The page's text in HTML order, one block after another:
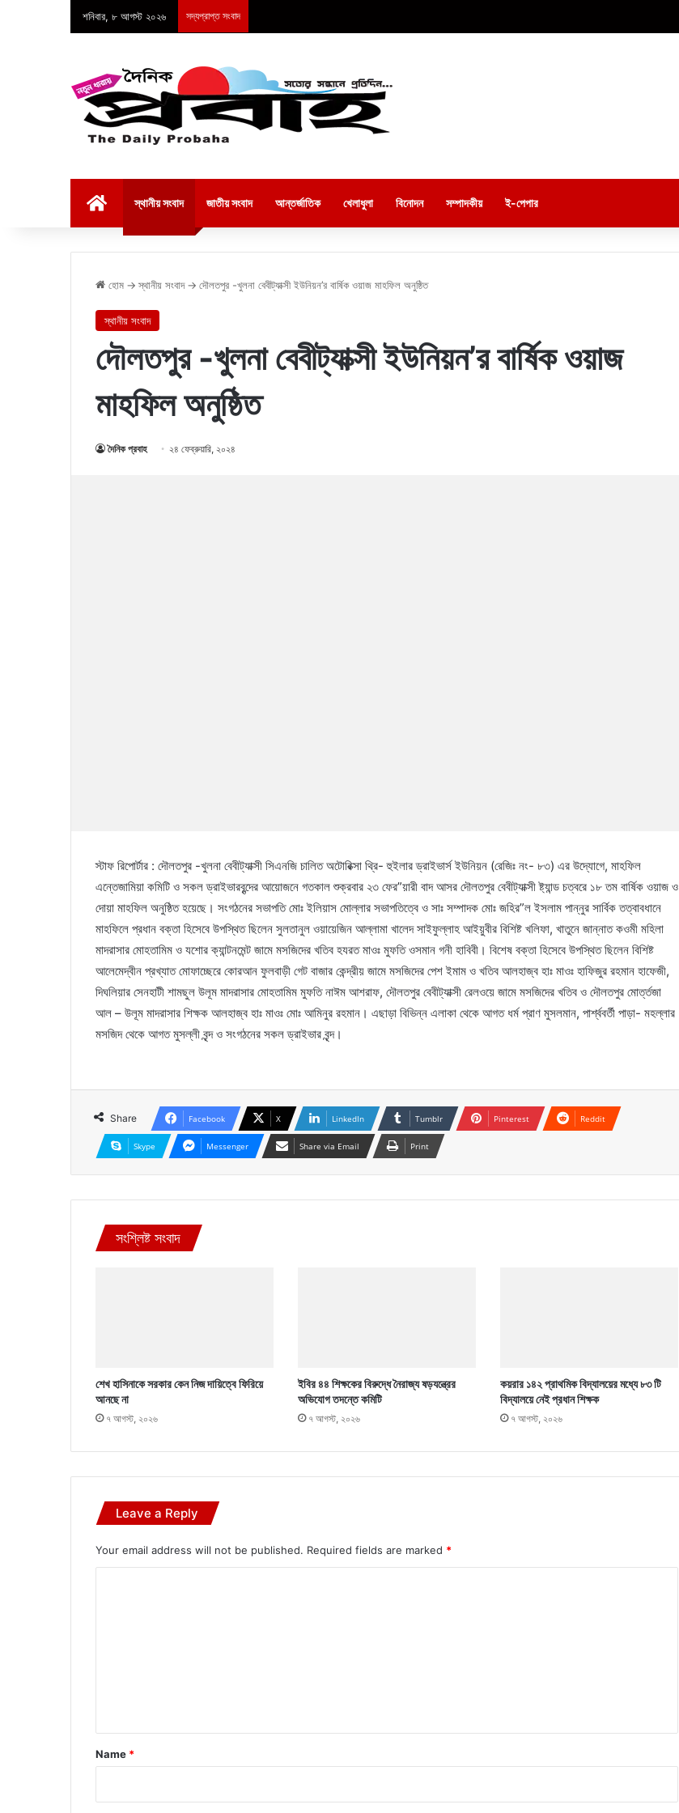
শনিবার, ৮ আগস্ট ২০২৬ সদ্যপ্রাপ্ত সংবাদ
স্থানীয় সংবাদ জাতীয় সংবাদ আন্তর্জাতিক খেলাধুলা বিনোদন সম্পাদকীয় ই-পেপার
হোম → স্থানীয় সংবাদ → দৌলতপুর -খুলনা বেবীট্যাক্সী ইউনিয়ন’র বার্ষিক ওয়াজ মাহফিল অনুষ্ঠিত
স্থানীয় সংবাদ
দৌলতপুর -খুলনা বেবীট্যাক্সী ইউনিয়ন’র বার্ষিক ওয়াজ
মাহফিল অনুষ্ঠিত
দৈনিক প্রবাহ ২৪ ফেব্রুয়ারি, ২০২৪
স্টাফ রিপোর্টার : দৌলতপুর -খুলনা বেবীট্যাক্সী সিএনজি চালিত অটোরিক্সা থ্রি- হুইলার ড্রাইভার্স ইউনিয়ন (রেজিঃ নং- ৮৩) এর উদ্যোগে, মাহফিল
এন্তেজামিয়া কমিটি ও সকল ড্রাইভারবৃন্দের আয়োজনে গতকাল শুক্রবার ২৩ ফের”য়ারী বাদ আসর দৌলতপুর বেবীট্যাক্সী ষ্ট্যান্ড চত্বরে ১৮ তম বার্ষিক ওয়াজ ও
দোয়া মাহফিল অনুষ্ঠিত হয়েছে। সংগঠনের সভাপতি মোঃ ইলিয়াস মোল্লার সভাপতিত্বে ও সাঃ সম্পাদক মোঃ জহির”ল ইসলাম পান্নুর সার্বিক তত্বাবধানে
মাহফিলে প্রধান বক্তা হিসেবে উপস্থিত ছিলেন সুলতানুল ওয়ায়েজিন আল্লামা খালেদ সাইফুল্লাহ আইয়ুবীর বিশিষ্ট খলিফা, খাতুনে জান্নাত কওমী মহিলা
মাদরাসার মোহতামিম ও যশোর ক্যান্টনমেন্ট জামে মসজিদের খতিব হযরত মাওঃ মুফতি ওসমান গনী হাবিবী। বিশেষ বক্তা হিসেবে উপস্থিত ছিলেন বিশিষ্ট
আলেমেদ্বীন প্রখ্যাত মোফাচ্ছেরে কোরআন ফুলবাড়ী গেট বাজার কেন্দ্রীয় জামে মসজিদের পেশ ইমাম ও খতিব আলহাজ্ব হাঃ মাওঃ হাফিজুর রহমান হাফেজী,
দিঘলিয়ার সেনহাটী শামছুল উলূম মাদরাসার মোহতামিম মুফতি নাঈম আশরাফ, দৌলতপুর বেবীট্যাক্সী রেলওয়ে জামে মসজিদের খতিব ও দৌলতপুর মোর্ত্তজা
আল – উলূম মাদরাসার শিক্ষক আলহাজ্ব হাঃ মাওঃ মোঃ আমিনুর রহমান। এছাড়া বিভিন্ন এলাকা থেকে আগত ধর্ম প্রাণ মুসলমান, পার্শ্ববর্তী পাড়া- মহল্লার
মসজিদ থেকে আগত মুসল্লী বৃন্দ ও সংগঠনের সকল ড্রাইভার বৃন্দ।
Share Facebook X LinkedIn Tumblr Pinterest Reddit
Skype Messenger Share via Email Print
সংশ্লিষ্ট সংবাদ
শেখ হাসিনাকে সরকার কেন নিজ দায়িত্বে ফিরিয়ে
আনছে না
৭ আগস্ট, ২০২৬
ইবির ৪৪ শিক্ষকের বিরুদ্ধে নৈরাজ্য ষড়যন্ত্রের
অভিযোগ তদন্তে কমিটি
৭ আগস্ট, ২০২৬
কয়রার ১৪২ প্রাথমিক বিদ্যালয়ের মধ্যে ৮৩ টি
বিদ্যালয়ে নেই প্রধান শিক্ষক
৭ আগস্ট, ২০২৬
Leave a Reply
Your email address will not be published. Required fields are marked *
*
Name *